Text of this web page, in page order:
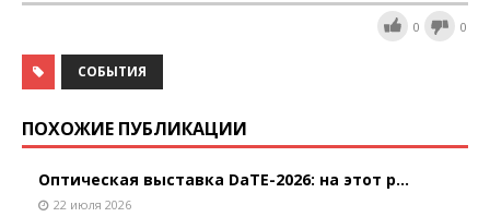
0 0
СОБЫТИЯ
ПОХОЖИЕ ПУБЛИКАЦИИ
Оптическая выставка DaTE-2026: на этот р...
22 июля 2026